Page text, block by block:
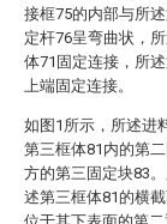
接框75的内部与所
定杆76呈弯曲状，
体71固定连接，所
上端固定连接。
如图1所示，所述进
第三框体81内的第
方的第三固定块83
述第三框体81的横